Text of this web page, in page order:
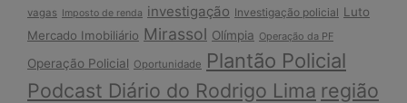
vagas Imposto de renda investigação Investigação policial Luto
Mercado Imobiliário Mirassol Olímpia Operação da PF
Operação Policial Oportunidade Plantão Policial
Podcast Diário do Rodrigo Lima região